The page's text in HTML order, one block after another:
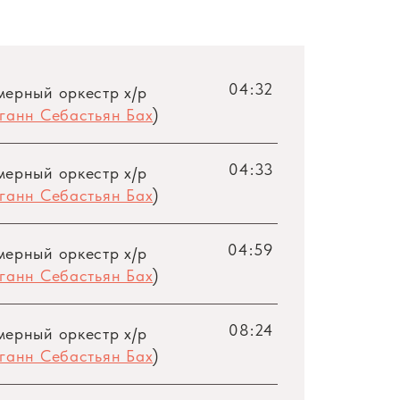
развития. Как писал в книге о Бахе
глубоко связаны между собой,
это и есть концерт».
оставались забытыми. Интерес к
«Бранденбургские концерты» Баха
единственный — камерный оркестр
оркестра филармонии —
оркестр х/р
Себастьян Бах)
04:32
оркестр х/р
Себастьян Бах)
04:33
оркестр х/р
Себастьян Бах)
04:59
оркестр х/р
Себастьян Бах)
08:24